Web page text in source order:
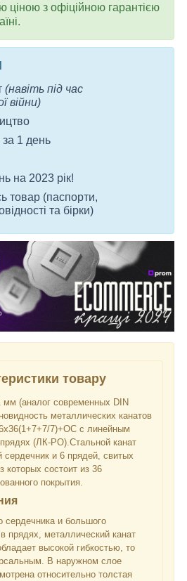
ціною з офіційною гарантією
(навіть під час
війни)
1 день
на 2023 рік!
товар (паспорти,
та бірки)
товару
(аналог современных DIN
металлических канатов
7)+ОС с линейным
(ЛК-РО).Стальной канат
сердечник и 6 прядей, свитых
которых состоит из 36
покрытия.
сердечника и большого
прядях, металлический канат
высокой гибкостью, то
В наружном слое
относительно толстая